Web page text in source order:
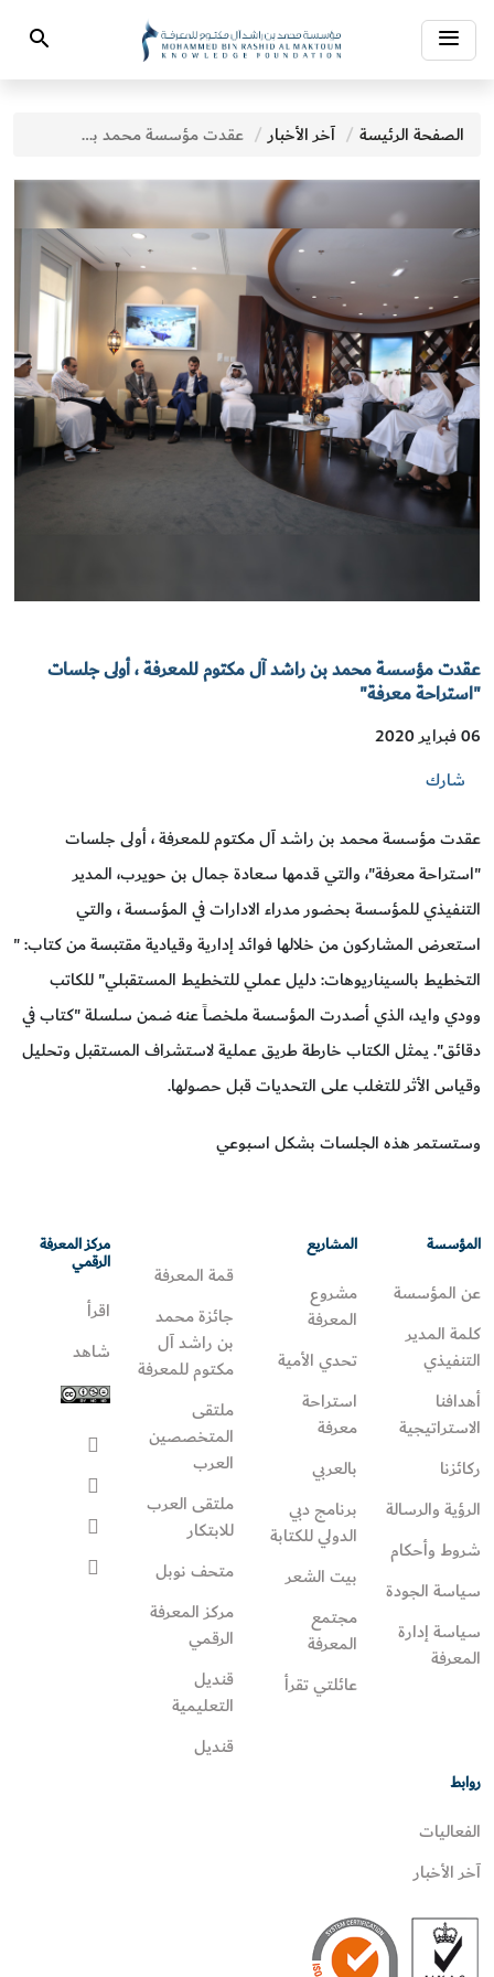
Toggle
navigation
Search
الصفحة الرئيسة آخر الأخبار عقدت مؤسسة محمد بن راشد آل مكتوم للمعرفة ، أولى جلسات "استراحة معرفة"
عقدت مؤسسة محمد بن راشد آل مكتوم للمعرفة ، أولى جلسات
"استراحة معرفة"
06 فبراير 2020
شارك
عقدت مؤسسة محمد بن راشد آل مكتوم للمعرفة ، أولى جلسات
"استراحة معرفة"، والتي قدمها سعادة جمال بن حويرب، المدير
التنفيذي للمؤسسة بحضور مدراء الادارات في المؤسسة ، والتي
استعرض المشاركون من خلالها فوائد إدارية وقيادية مقتبسة من كتاب: "
التخطيط بالسيناريوهات: دليل عملي للتخطيط المستقبلي" للكاتب
وودي وايد، الذي أصدرت المؤسسة ملخصاً عنه ضمن سلسلة "كتاب في
دقائق". يمثل الكتاب خارطة طريق عملية لاستشراف المستقبل وتحليل
وقياس الأثر للتغلب على التحديات قبل حصولها.
وستستمر هذه الجلسات بشكل اسبوعي
المؤسسة
عن المؤسسة
كلمة المدير
التنفيذي
أهدافنا
الاستراتيجية
ركائزنا
الرؤية والرسالة
شروط وأحكام
سياسة الجودة
سياسة إدارة
المعرفة
المشاريع
مشروع
المعرفة
تحدي الأمية
استراحة
معرفة
بالعربي
برنامج دبي
الدولي للكتابة
بيت الشعر
مجتمع
المعرفة
عائلتي تقرأ‎
قمة المعرفة
جائزة محمد
بن راشد آل
مكتوم للمعرفة
ملتقى
المتخصصين
العرب
ملتقى العرب
للابتكار
متحف نوبل
مركز المعرفة
الرقمي
قنديل
التعليمية
قنديل
مركز المعرفة
الرقمي
اقرأ
شاهد
روابط
الفعاليات
آخر الأخبار